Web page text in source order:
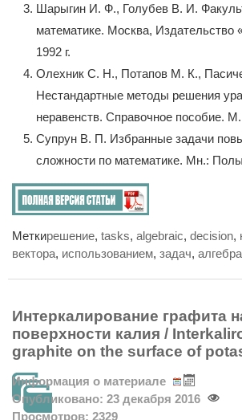
Шарыгин И. Ф., Голубев В. И.
математике. Москва, Издательство
1992 г.
Олехник С. Н., Потапов М. К.,
Нестандартные методы решения
неравенств. Справочное пособие.
Супрун В. П. Избранные задачи
сложности по математике. Мн.:
Меткирешение, tasks, algebraic, decision,
вектора, использованием, задач,
Интеркалирование графита
поверхности калия /
graphite on the surface of
Информация о материале
Опубликовано: 23 декабря 2016
Просмотров: 2329